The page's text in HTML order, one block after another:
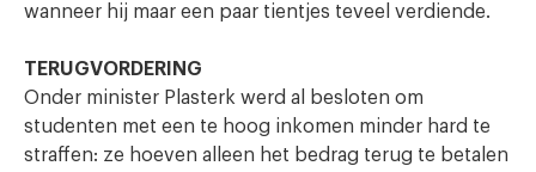
wanneer hij maar een paar tientjes teveel verdiende.
TERUGVORDERING
Onder minister Plasterk werd al besloten om
studenten met een te hoog inkomen minder hard te
straffen: ze hoeven alleen het bedrag terug te betalen